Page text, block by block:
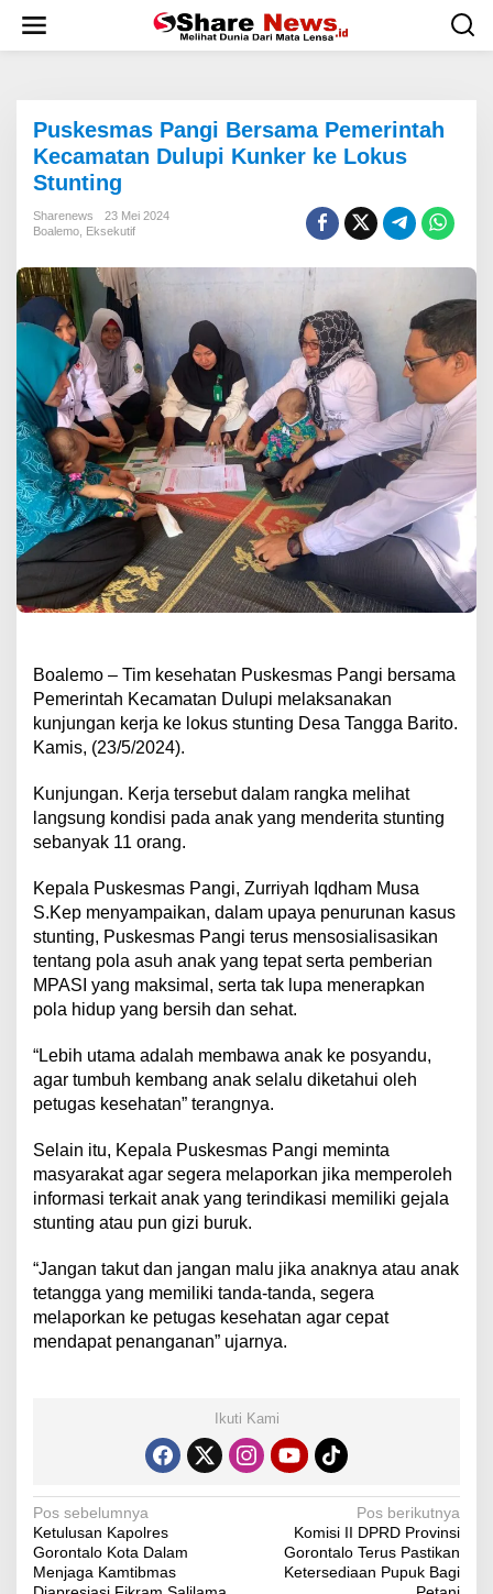
w
Puskesmas Pangi Bersama Pemerintah
Kecamatan Dulupi Kunker ke Lokus
Stunting
Sharenews
23 Mei 2024
Boalemo Eksekutif
Boalemo – Tim kesehatan Puskesmas Pangi bersama
Pemerintah Kecamatan Dulupi melaksanakan
kunjungan kerja ke lokus stunting Desa Tangga Barito.
Kamis, (23/5/2024).
Kunjungan. Kerja tersebut dalam rangka melihat
langsung kondisi pada anak yang menderita stunting
sebanyak 11 orang.
Kepala Puskesmas Pangi, Zurriyah Iqdham Musa
S.Kep menyampaikan, dalam upaya penurunan kasus
stunting, Puskesmas Pangi terus mensosialisasikan
tentang pola asuh anak yang tepat serta pemberian
MPASI yang maksimal, serta tak lupa menerapkan
pola hidup yang bersih dan sehat.
“Lebih utama adalah membawa anak ke posyandu,
agar tumbuh kembang anak selalu diketahui oleh
petugas kesehatan” terangnya.
Selain itu, Kepala Puskesmas Pangi meminta
masyarakat agar segera melaporkan jika memperoleh
informasi terkait anak yang terindikasi memiliki gejala
stunting atau pun gizi buruk.
“Jangan takut dan jangan malu jika anaknya atau anak
tetangga yang memiliki tanda-tanda, segera
melaporkan ke petugas kesehatan agar cepat
mendapat penanganan” ujarnya.
Ikuti Kami
N
a
v
Pos sebelumnya
Ketulusan Kapolres
Gorontalo Kota Dalam
Menjaga Kamtibmas
Pos berikutnya
Komisi II DPRD Provinsi
Gorontalo Terus Pastikan
Ketersediaan Pupuk Bagi